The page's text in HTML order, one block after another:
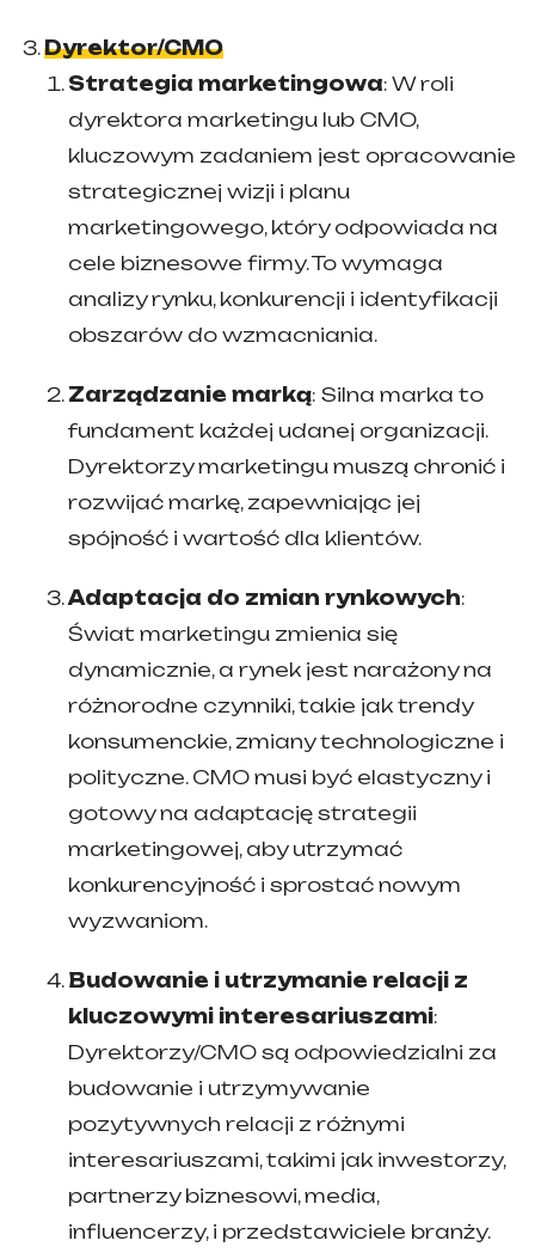
Dyrektor/CMO
Strategia marketingowa: W roli
dyrektora marketingu lub CMO,
kluczowym zadaniem jest opracowanie
strategicznej wizji i planu
marketingowego, który odpowiada na
cele biznesowe firmy. To wymaga
analizy rynku, konkurencji i identyfikacji
obszarów do wzmacniania.
Zarządzanie marką: Silna marka to
fundament każdej udanej organizacji.
Dyrektorzy marketingu muszą chronić i
rozwijać markę, zapewniając jej
spójność i wartość dla klientów.
Adaptacja do zmian rynkowych:
Świat marketingu zmienia się
dynamicznie, a rynek jest narażony na
różnorodne czynniki, takie jak trendy
konsumenckie, zmiany technologiczne i
polityczne. CMO musi być elastyczny i
gotowy na adaptację strategii
marketingowej, aby utrzymać
konkurencyjność i sprostać nowym
wyzwaniom.
Budowanie i utrzymanie relacji z
kluczowymi interesariuszami:
Dyrektorzy/CMO są odpowiedzialni za
budowanie i utrzymywanie
pozytywnych relacji z różnymi
interesariuszami, takimi jak inwestorzy,
partnerzy biznesowi, media,
influencerzy, i przedstawiciele branży.